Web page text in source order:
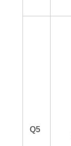
Q5